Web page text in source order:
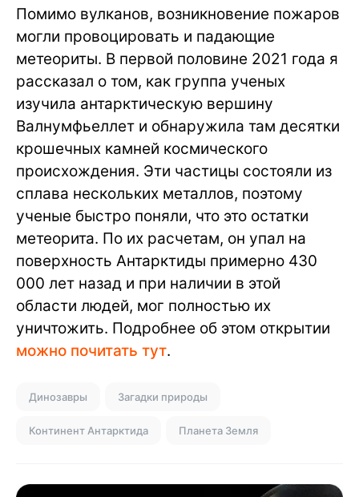
Помимо вулканов, возникновение пожаров
могли провоцировать и падающие
метеориты. В первой половине 2021 года я
рассказал о том, как группа ученых
изучила антарктическую вершину
Валнумфьеллет и обнаружила там десятки
крошечных камней космического
происхождения. Эти частицы состояли из
сплава нескольких металлов, поэтому
ученые быстро поняли, что это остатки
метеорита. По их расчетам, он упал на
поверхность Антарктиды примерно 430
000 лет назад и при наличии в этой
области людей, мог полностью их
уничтожить. Подробнее об этом открытии
можно почитать тут.
Динозавры Загадки природы
Континент Антарктида Планета Земля